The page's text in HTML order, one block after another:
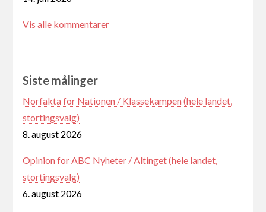
Vis alle kommentarer
Siste målinger
Norfakta for Nationen / Klassekampen (hele landet,
stortingsvalg)
8. august 2026
Opinion for ABC Nyheter / Altinget (hele landet,
stortingsvalg)
6. august 2026